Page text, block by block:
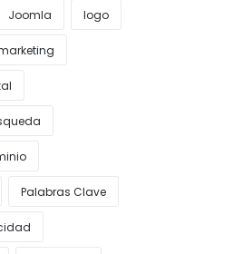
Joomla logo
Palabras Clave